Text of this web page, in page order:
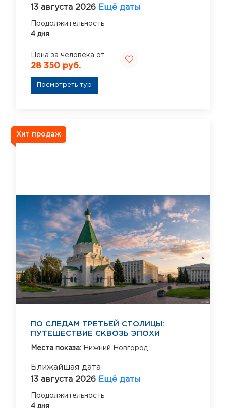
13 августа 2026 Ещё даты
Продолжительность
4 дня
Цена за человека от
28 350 руб.
Посмотреть тур
Хит продаж
ПО СЛЕДАМ ТРЕТЬЕЙ СТОЛИЦЫ:
ПУТЕШЕСТВИЕ СКВОЗЬ ЭПОХИ
Места показа: Нижний Новгород
Ближайшая дата
13 августа 2026 Ещё даты
Продолжительность
4 дня